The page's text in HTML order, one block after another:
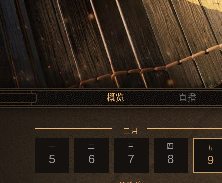
概览 直播
二月
一
5
二
6
三
7
四
8
五
9